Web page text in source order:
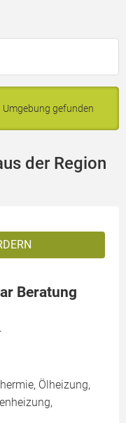
gefunden
der Region
Beratung
Ölheizung,